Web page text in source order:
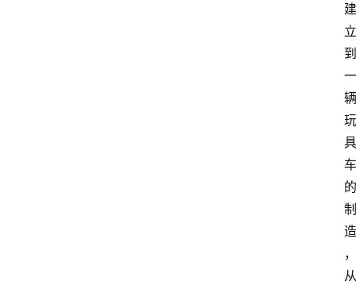
建
立
到
一
辆
玩
具
车
的
制
造
，
从